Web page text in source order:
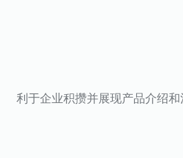
利于企业积攒并展现产品介绍和